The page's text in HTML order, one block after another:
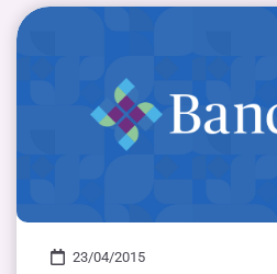
23/04/2015